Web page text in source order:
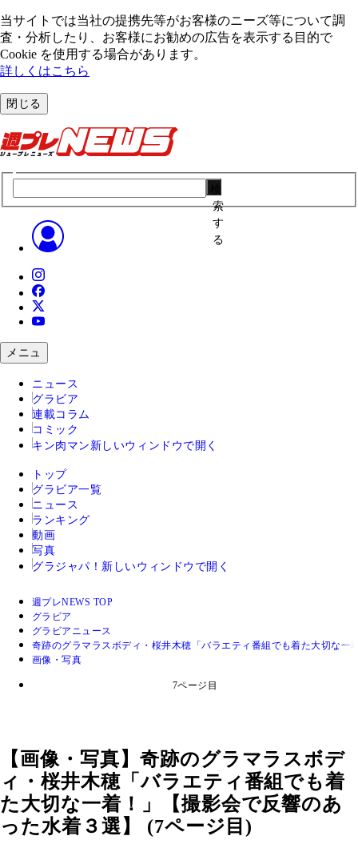
当サイトでは当社の提携先等がお客様のニーズ等について調
査・分析したり、お客様にお勧めの広告を表⽰する⽬的で
Cookie を使⽤する場合があります。
詳しくはこちら
閉じる
索
す
る
メニュ
ニュース
グラビア
連載コラム
コミック
キン肉マン 新しいウィンドウで開く
トップ
グラビア一覧
ニュース
ランキング
動画
写真
グラジャパ！ 新しいウィンドウで開く
週プレNEWS TOP
グラビア
グラビアニュース
奇跡のグラマラスボディ・桜井木穂「バラエティ番組でも着た大切な一
画像・写真
7ページ目
【画像・写真】奇跡のグラマラスボデ
ィ・桜井木穂「バラエティ番組でも着
た大切な一着！」【撮影会で反響のあ
った水着３選】 (7ページ目)